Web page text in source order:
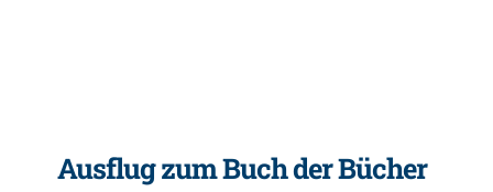
Ausflug zum Buch der Bücher